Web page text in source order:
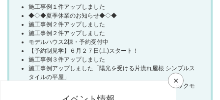
施工事例１件アップしました
◆◇◆夏季休業のお知らせ◆◇◆
施工事例２件アップしました
施工事例２件アップしました
モデルハウス2棟・予約受付中
【予約制見学】６月２７日(土)スタート！
施工事例３件アップしました
施工事例アップしました「陽光を受ける片流れ屋根 シンプルス
タイルの平屋」
施工事例アップしました「石目のファサードが映える シックモ
×